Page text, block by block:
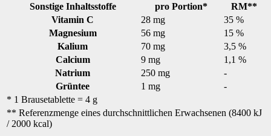
Sonstige Inhaltsstoffe pro Portion*
RM**
Vitamin C
28 mg
35 %
Magnesium
56 mg
15 %
Kalium
70 mg
3,5 %
Calcium
9 mg
1,1 %
Natrium
250 mg
-
Grüntee
1 mg
-
* 1 Brausetablette = 4 g
** Referenzmenge eines durchschnittlichen Erwachsenen (8400 kJ
/ 2000 kcal)